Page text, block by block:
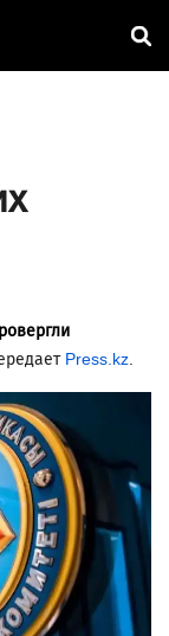
Press.kz.